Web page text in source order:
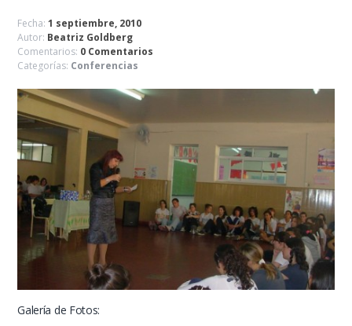
Fecha:1 septiembre, 2010
Autor: Beatriz Goldberg
Comentarios: 0 Comentarios
Categorías: Conferencias
Galería de Fotos: